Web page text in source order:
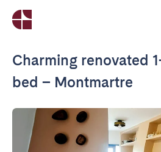
Charming renovated
bed – Montmartre